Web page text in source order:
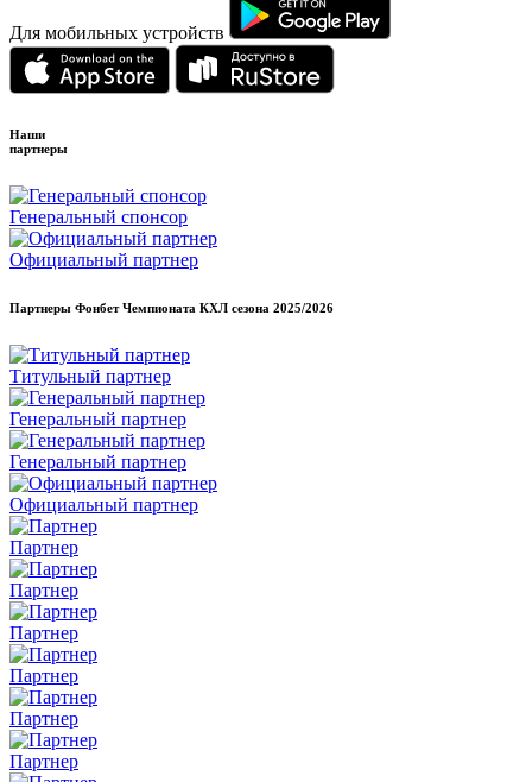
Для мобильных устройств
Наши
партнеры
Генеральный спонсор
Официальный партнер
Партнеры Фонбет Чемпионата КХЛ сезона 2025/2026
Титульный партнер
Генеральный партнер
Генеральный партнер
Официальный партнер
Партнер
Партнер
Партнер
Партнер
Партнер
Партнер